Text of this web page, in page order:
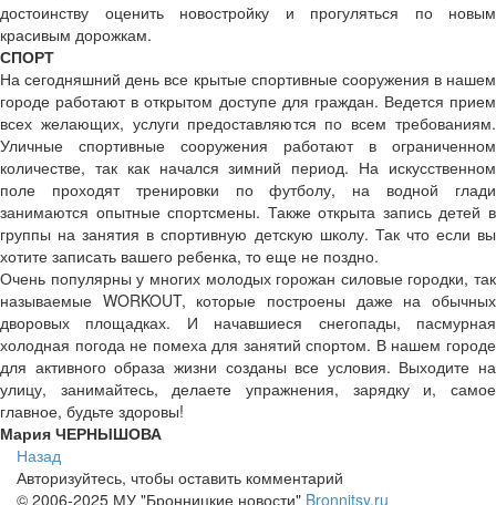
достоинству оценить новостройку и прогуляться по новым
красивым дорожкам.
СПОРТ
На сегодняшний день все крытые спортивные сооружения в нашем
городе работают в открытом доступе для граждан. Ведется прием
всех желающих, услуги предоставляются по всем требованиям.
Уличные спортивные сооружения работают в ограниченном
количестве, так как начался зимний период. На искусственном
поле проходят тренировки по футболу, на водной глади
занимаются опытные спортсмены. Также открыта запись детей в
группы на занятия в спортивную детскую школу. Так что если вы
хотите записать вашего ребенка, то еще не поздно.
Очень популярны у многих молодых горожан силовые городки, так
называемые WORKOUT, которые построены даже на обычных
дворовых площадках. И начавшиеся снегопады, пасмурная
холодная погода не помеха для занятий спортом. В нашем городе
для активного образа жизни созданы все условия. Выходите на
улицу, занимайтесь, делаете упражнения, зарядку и, самое
главное, будьте здоровы!
Мария ЧЕРНЫШОВА
Назад
Авторизуйтесь, чтобы оставить комментарий
© 2006-2025 МУ "Бронницкие новости" Bronnitsy.ru